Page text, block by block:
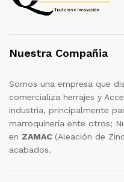
Nuestra Compañia
Somos una empresa que
comercializa herrajes y
industria, principalmente
marroquinería ente otros;
en ZAMAC (Aleación de
acabados.